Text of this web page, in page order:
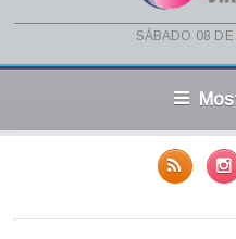
sábado 08